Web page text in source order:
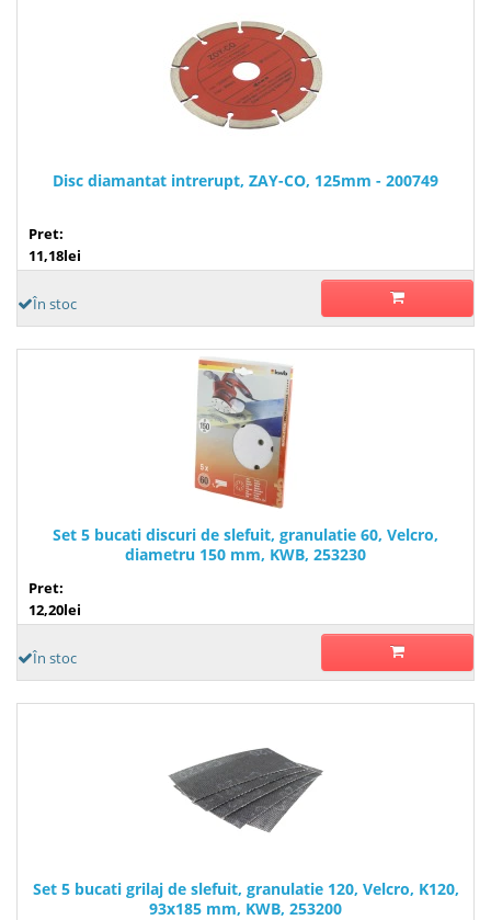
Disc diamantat intrerupt, ZAY-CO, 125mm - 200749
Pret:
11,18lei
În stoc
Set 5 bucati discuri de slefuit, granulatie 60, Velcro,
diametru 150 mm, KWB, 253230
Pret:
12,20lei
În stoc
Set 5 bucati grilaj de slefuit, granulatie 120, Velcro, K120,
93x185 mm, KWB, 253200